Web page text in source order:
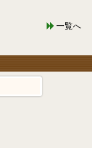
一覧へ